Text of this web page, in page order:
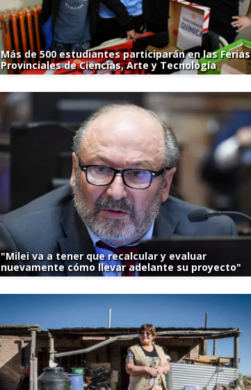
Más de 500 estudiantes participarán en las Ferias
Provinciales de Ciencias, Arte y Tecnología
"Milei va a tener que recalcular y evaluar
nuevamente cómo llevar adelante su proyecto"